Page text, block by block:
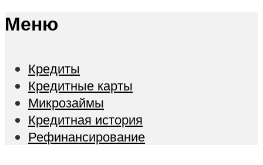
Меню
Кредиты
Кредитные карты
Микрозаймы
Кредитная история
Рефинансирование